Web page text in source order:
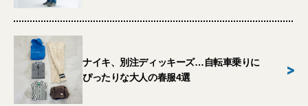
ナイキ、別注ディッキーズ…自転車乗りに
ぴったりな大人の春服4選
>